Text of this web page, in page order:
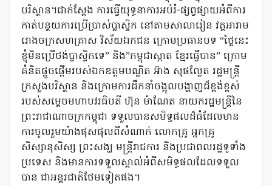
បរិស្ថាន។ជាក់ស្តែង ការធ្វើយុទ្ធនាការអប់រំ-ផ្សព្វផ្សាយអំពីការ
កាត់បន្ថយការប្រើប្រាស់ប្លាស្ទិក នៅតាមសាលារៀន វត្តអារាម
រោងចក្រសហគ្រាស វិស័យឯកជន ក្រោមប្រធានបទ “ថ្ងៃនេះ
ខ្ញុំមិនប្រើថង់ប្លាស្ទិកទេ” និង”កម្ពុជាស្អាត ខ្មែរធ្វើបាន” ក្រោម
គំនិតផ្តួចផ្តើមរបស់ឯកឧត្តមបណ្ឌិត អ៊ាង សុផល្លែត រដ្ឋមន្ត្រី
ក្រសួងបរិស្ថាន និងក្រោមការដឹកនាំចង្អុលបង្ហាញដ៏ខ្ពង់ខ្ពស់
របស់សម្តេចមហាបវរធិបតី ហ៊ុន ម៉ាណែត នាយករដ្ឋមន្ត្រីនៃ
ព្រះរាជាណាចក្រកម្ពុជា ទទួលបានសមិទ្ធផលដ៏ធំដែលមាន
ការចូលរួមយ៉ាងផុសផុលពីសំណាក់ លោកគ្រូ អ្នកគ្រូ
សិស្សានុសិស្ស ព្រះសង្ឃ មន្ត្រីរាជការ និងប្រជាពលរដ្ឋទូទាំង
ប្រទេស និងមានការទទួលស្គាល់អំពីសមិទ្ធផលដែលទទួល
បាន ជាអន្តរជាតិថែមទៀតផង។